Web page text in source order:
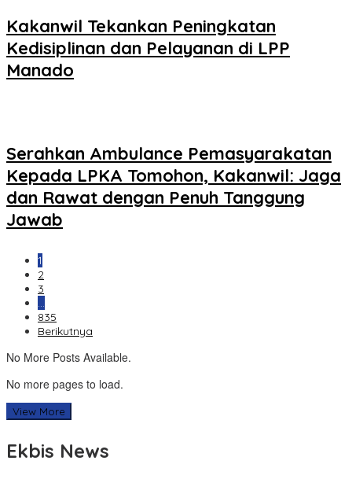
Kakanwil Tekankan Peningkatan
Kedisiplinan dan Pelayanan di LPP
Manado
Serahkan Ambulance Pemasyarakatan
Kepada LPKA Tomohon, Kakanwil: Jaga
dan Rawat dengan Penuh Tanggung
Jawab
1
2
3
…
835
Berikutnya
No More Posts Available.
No more pages to load.
View More
Ekbis News